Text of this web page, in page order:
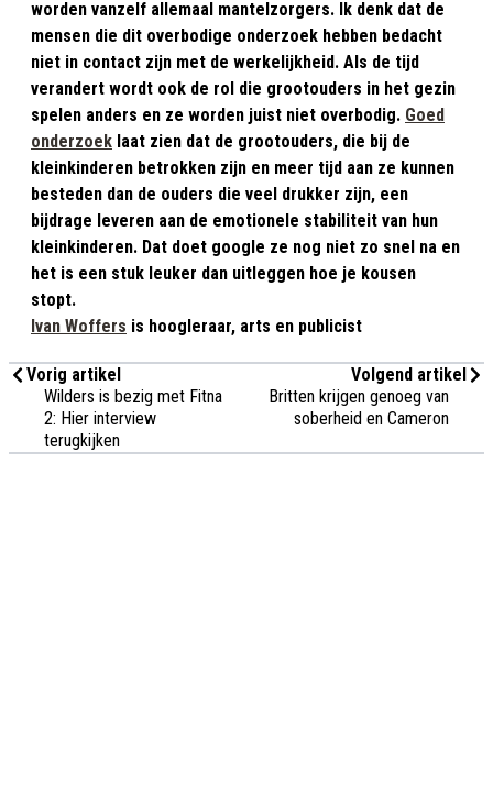
worden vanzelf allemaal mantelzorgers. Ik denk dat de
mensen die dit overbodige onderzoek hebben bedacht
niet in contact zijn met de werkelijkheid. Als de tijd
verandert wordt ook de rol die grootouders in het gezin
spelen anders en ze worden juist niet overbodig. Goed
onderzoek laat zien dat de grootouders, die bij de
kleinkinderen betrokken zijn en meer tijd aan ze kunnen
besteden dan de ouders die veel drukker zijn, een
bijdrage leveren aan de emotionele stabiliteit van hun
kleinkinderen. Dat doet google ze nog niet zo snel na en
het is een stuk leuker dan uitleggen hoe je kousen
stopt.
Ivan Woffers is hoogleraar, arts en publicist
Vorig artikel
Wilders is bezig met Fitna
2: Hier interview
terugkijken
Volgend artikel
Britten krijgen genoeg van
soberheid en Cameron